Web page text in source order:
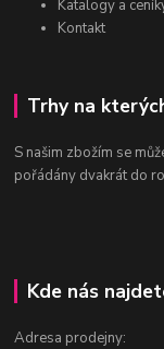
Katalogy a
Kontakt
Trhy na
S našim zbožím se
pořádány dvakrát do
Kde nás
Adresa prodejny: